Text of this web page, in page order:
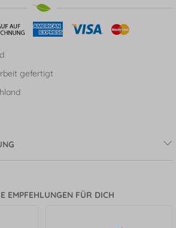
gefertigt
EMPFEHLUNGEN FÜR DICH